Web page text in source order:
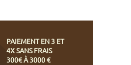
PAIEMENT EN 3 ET
4X SANS FRAIS
300€ À 3000 €